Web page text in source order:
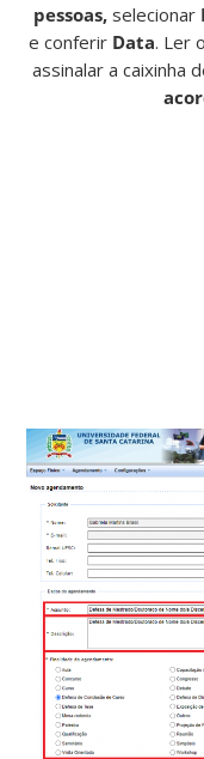
pessoas,selecionar
e conferirData. Ler o
assinalar a caixinha